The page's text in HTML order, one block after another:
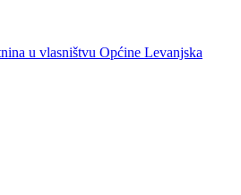
u vlasništvu Općine Levanjska